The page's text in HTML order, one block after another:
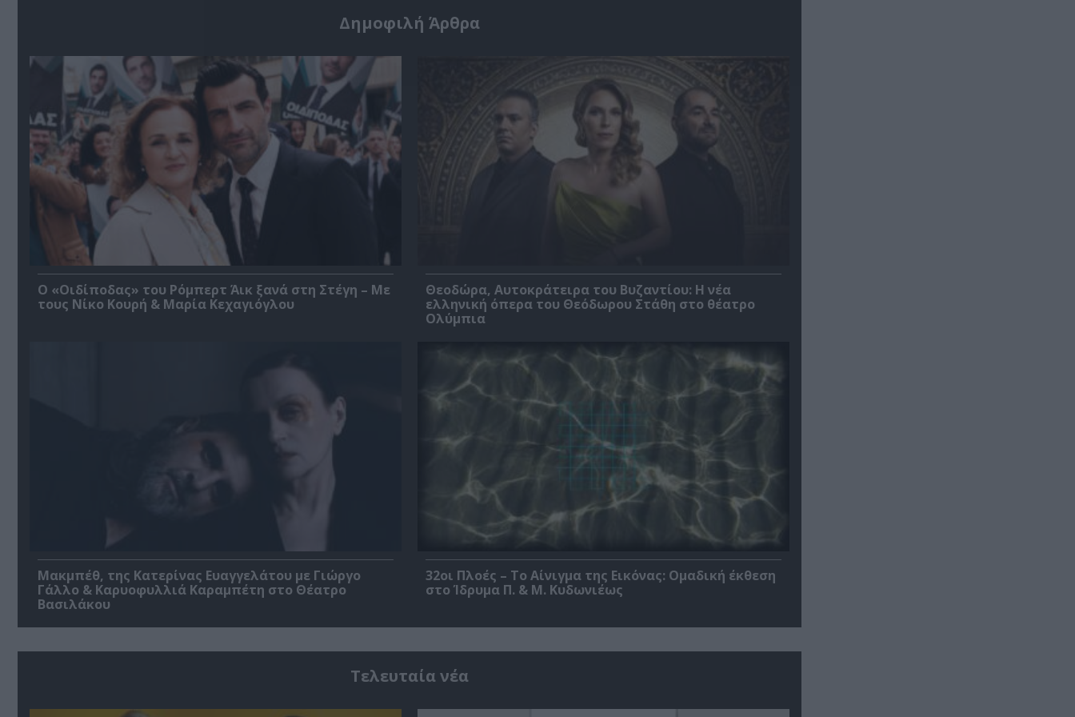
Δημοφιλή Άρθρα
O «Οιδίποδας» του Ρόμπερτ Άικ ξανά στη Στέγη – Με
τους Νίκο Κουρή & Μαρία Κεχαγιόγλου
Θεοδώρα, Αυτοκράτειρα του Βυζαντίου: Η νέα
ελληνική όπερα του Θεόδωρου Στάθη στο θέατρο
Ολύμπια
Μακμπέθ, της Κατερίνας Ευαγγελάτου με Γιώργο
Γάλλο & Καρυοφυλλιά Καραμπέτη στο Θέατρο
Βασιλάκου
32οι Πλοές – Το Αίνιγμα της Εικόνας: Ομαδική έκθεση
στο Ίδρυμα Π. & Μ. Κυδωνιέως
Τελευταία νέα